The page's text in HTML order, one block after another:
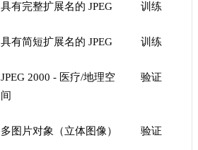
具有完整扩展名的 JPEG 训练
具有简短扩展名的 JPEG 训练
JPEG 2000 - 医疗/地理空
间
验证
多图片对象（立体图像） 验证